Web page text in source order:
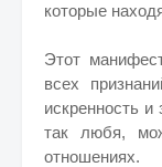
которые
Этот
всех
искренность
так любя,
отношениях.